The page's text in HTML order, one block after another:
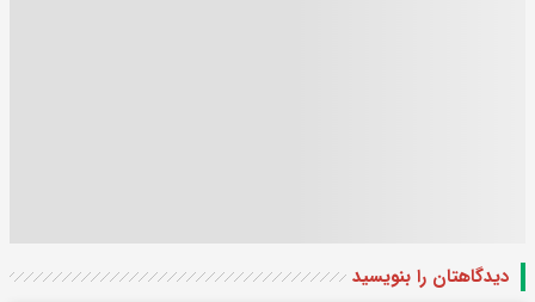
دیدگاهتان را بنویسید